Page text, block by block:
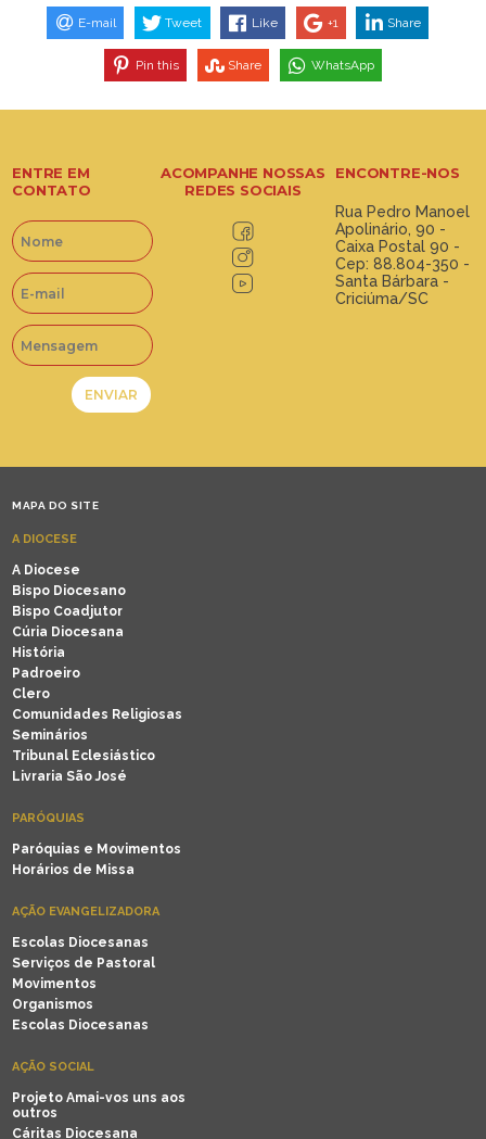
E-mail Tweet Like +1 Share
Pin this Share WhatsApp
ENTRE EM
CONTATO
ACOMPANHE NOSSAS
REDES SOCIAIS
ENCONTRE-NOS
Rua Pedro Manoel
Apolinário, 90 -
Caixa Postal 90 -
Cep: 88.804-350 -
Santa Bárbara -
Criciúma/SC
MAPA DO SITE
A DIOCESE
A Diocese
Bispo Diocesano
Bispo Coadjutor
Cúria Diocesana
História
Padroeiro
Clero
Comunidades Religiosas
Seminários
Tribunal Eclesiástico
Livraria São José
PARÓQUIAS
Paróquias e Movimentos
Horários de Missa
AÇÃO EVANGELIZADORA
Escolas Diocesanas
Serviços de Pastoral
Movimentos
Organismos
Escolas Diocesanas
AÇÃO SOCIAL
Projeto Amai-vos uns aos
outros
Cáritas Diocesana